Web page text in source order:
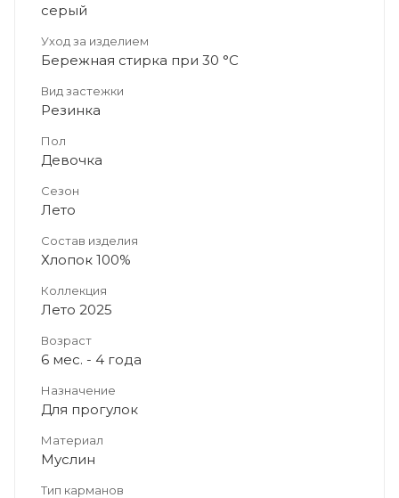
серый
Уход за изделием
Бережная стирка при 30 °C
Вид застежки
Резинка
Пол
Девочка
Сезон
Лето
Состав изделия
Хлопок 100%
Коллекция
Лето 2025
Возраст
6 мес. - 4 года
Назначение
Для прогулок
Материал
Муслин
Тип карманов